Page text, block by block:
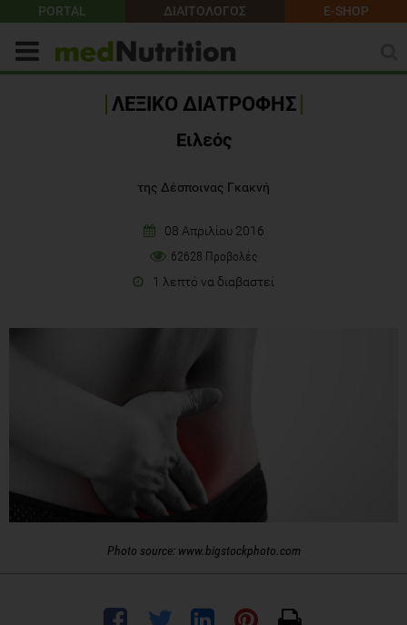
PORTAL ΔΙΑΙΤΟΛΟΓΟΣ E-SHOP
ΛΕΞΙΚΟ ΔΙΑΤΡΟΦΗΣ
Ειλεός
της Δέσποινας Γκακνή
08 Απριλίου 2016
62628 Προβολές
1 λεπτό να διαβαστεί
Photo source: www.bigstockphoto.com